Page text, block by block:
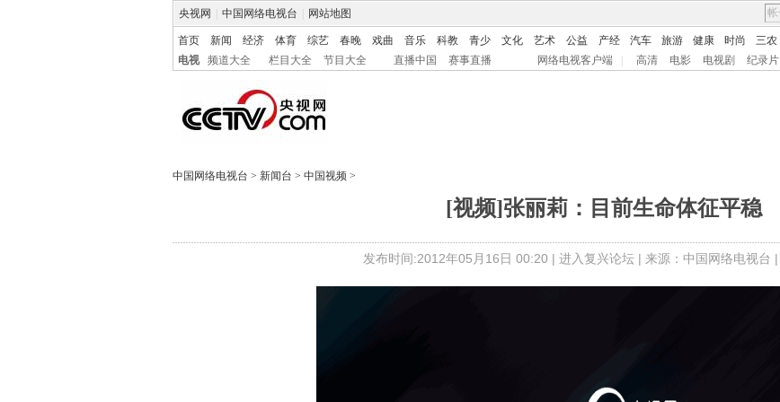
央视网 中国网络电视台 网站地图
首页 新闻 经济 体育 综艺 春晚 戏曲 音乐 科教 青少 文化 艺术 公益 产经 汽车 旅游 健康 时尚 三农
电视
频道大全 栏目大全 节目大全 直播中国 赛事直播 网络电视客户端 高清 电影 电视剧 纪录片
中国网络电视台 > 新闻台 > 中国视频 >
[视频]张丽莉：目前生命体征平稳
发布时间:2012年05月16日 00:20 | 进入复兴论坛 | 来源：中国网络电视台 |